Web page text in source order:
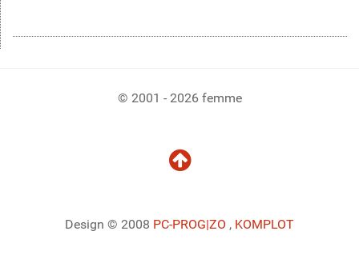
© 2001 - 2026 femme
Design © 2008 PC-PROG|ZO , KOMPLOT